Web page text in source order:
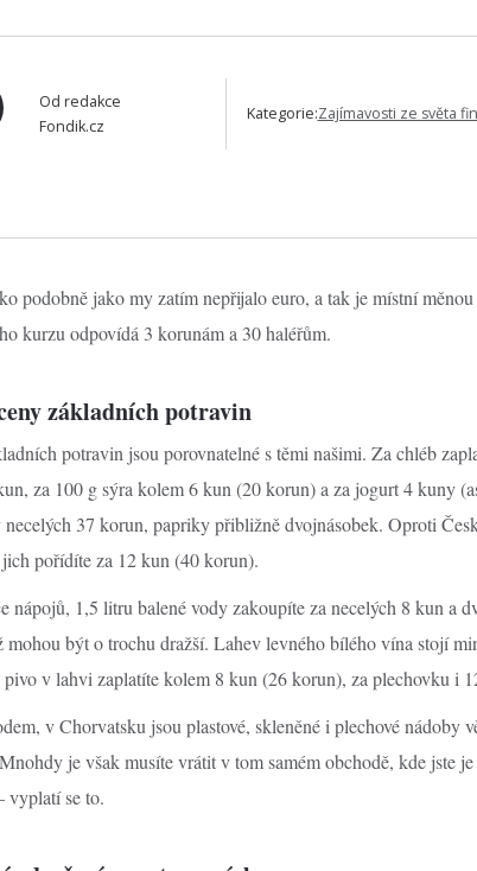
Od redakce
Fondik.cz
Kategorie:Zajímavosti ze světa
podobně jako my zatím nepřijalo euro, a tak je místní
kurzu odpovídá 3 korunám a 30 haléřům.
základních potravin
potravin jsou porovnatelné s těmi našimi. Za chléb
za 100 g sýra kolem 6 kun (20 korun) a za jogurt 4 kuny
37 korun, papriky přibližně dvojnásobek. Oproti
pořídíte za 12 kun (40 korun).
nápojů, 1,5 litru balené vody zakoupíte za necelých 8 kun a
mohou být o trochu dražší. Lahev levného bílého vína stojí
v lahvi zaplatíte kolem 8 kun (26 korun), za plechovku i
v Chorvatsku jsou plastové, skleněné i plechové nádoby
je však musíte vrátit v tom samém obchodě, kde jste
vyplatí se to.